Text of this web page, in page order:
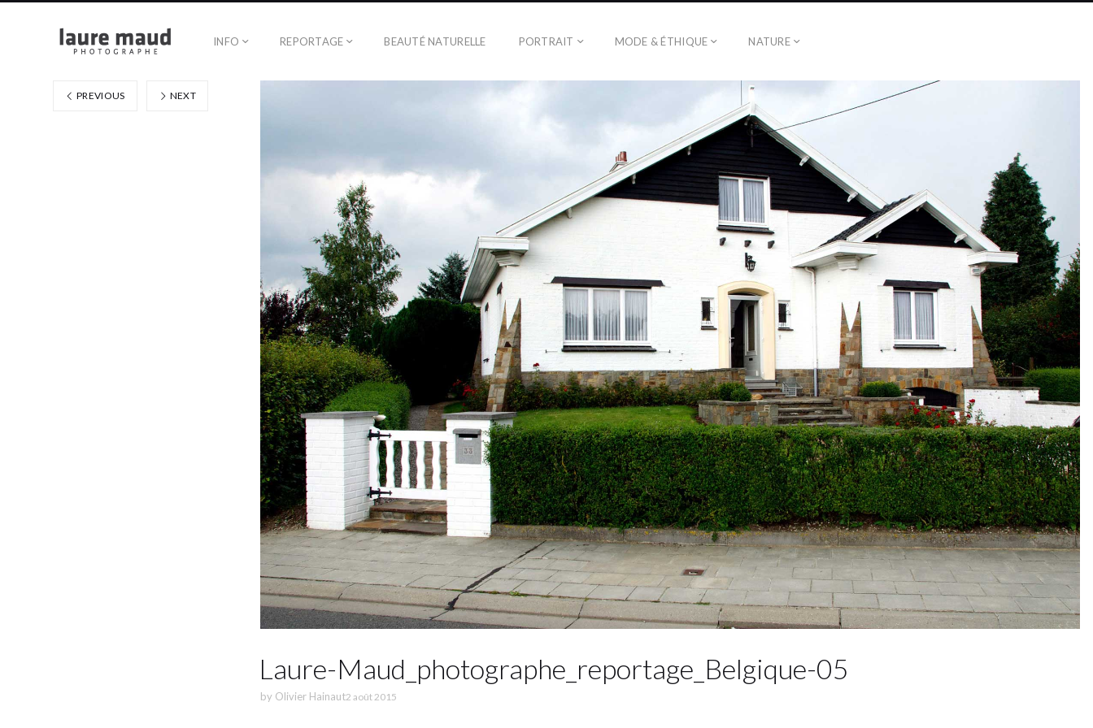
INFO REPORTAGE BEAUTÉ NATURELLE PORTRAIT MODE & ÉTHIQUE NATURE
Laure-Maud_photographe_reportage_Belgique-05
by Olivier Hainaut2 août 2015
PREVIOUS NEXT